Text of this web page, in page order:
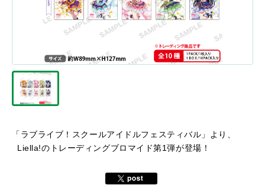
「ラブライブ！スクールアイドルフェスティバル」より、
Liella!のトレーディングブロマイド第1弾が登場！